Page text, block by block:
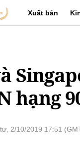
Xuất bản
hạng
2/10/2019 17:51